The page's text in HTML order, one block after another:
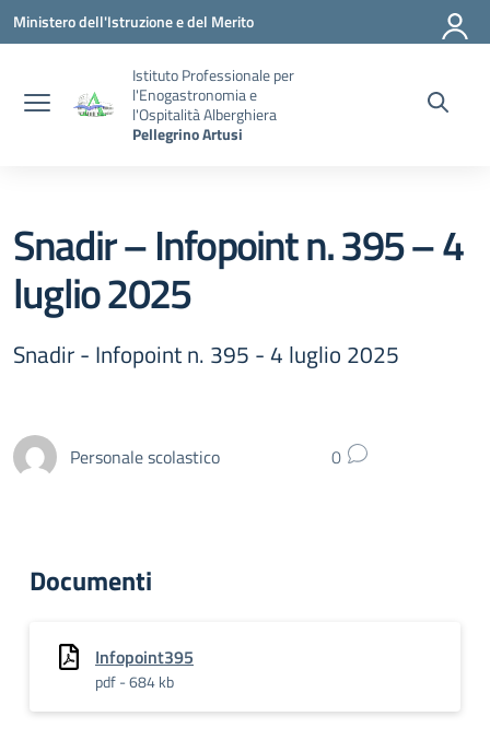
Vai ai contenuti
Vai al menu di navigazione
Vai al footer
Ministero dell'Istruzione e del Merito
Istituto Professionale per
l'Enogastronomia e
l'Ospitalità Alberghiera
Pellegrino Artusi
Snadir – Infopoint n. 395 – 4
luglio 2025
Snadir - Infopoint n. 395 - 4 luglio 2025
Personale scolastico 0
Documenti
Infopoint395
pdf - 684 kb